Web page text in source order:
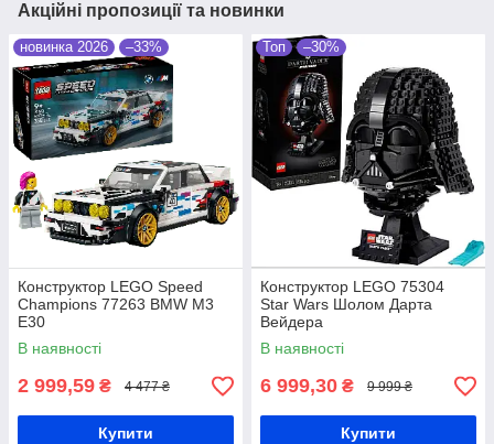
Акційні пропозиції та новинки
новинка 2026 –33%
Конструктор LEGO Speed
Champions 77263 BMW M3
E30
В наявності
2 999,59 ₴ 4 477 ₴
Купити
Топ –30%
Конструктор LEGO 75304
Star Wars Шолом Дарта
Вейдера
В наявності
6 999,30 ₴ 9 999 ₴
Купити